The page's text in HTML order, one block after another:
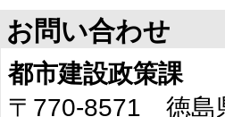
お問い合わせ
都市建設政策課
〒770-8571 徳島